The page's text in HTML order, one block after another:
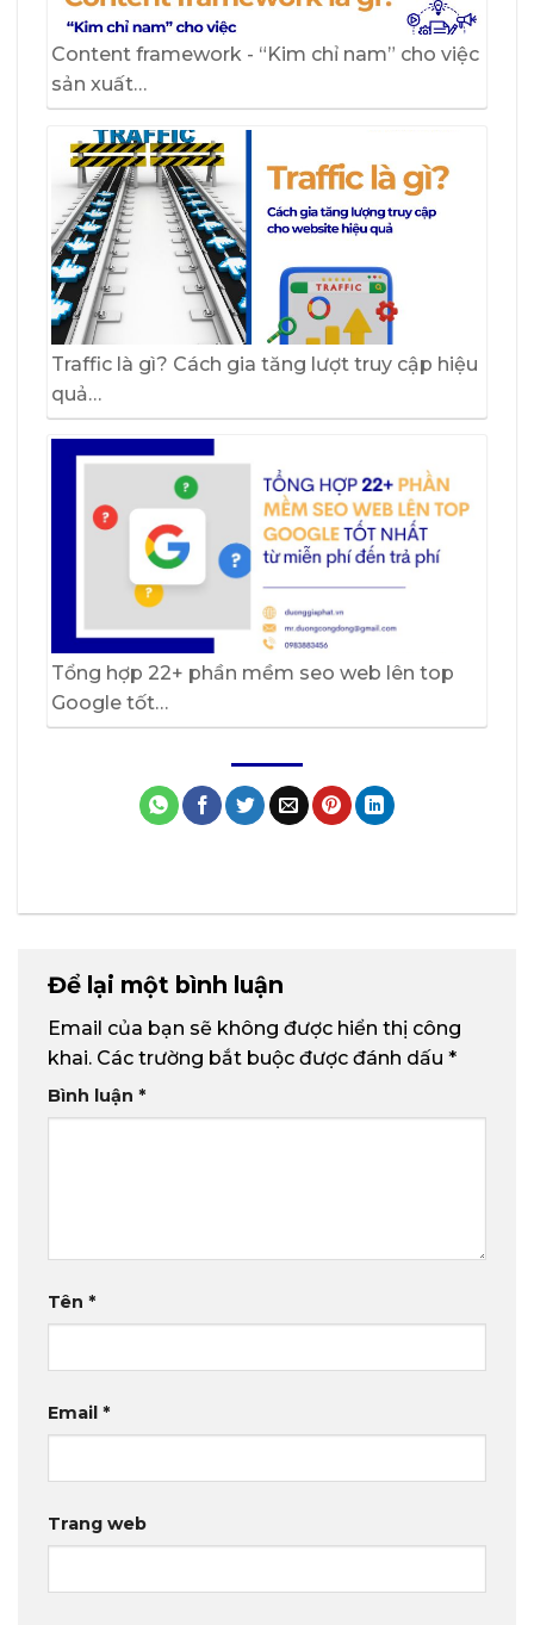
Content framework - “Kim chỉ nam” cho việc
sản xuất…
Traffic là gì? Cách gia tăng lượt truy cập hiệu
quả…
Tổng hợp 22+ phần mềm seo web lên top
Google tốt…
Để lại một bình luận
Email của bạn sẽ không được hiển thị công
khai. Các trường bắt buộc được đánh dấu *
Bình luận *
Tên *
Email *
Trang web